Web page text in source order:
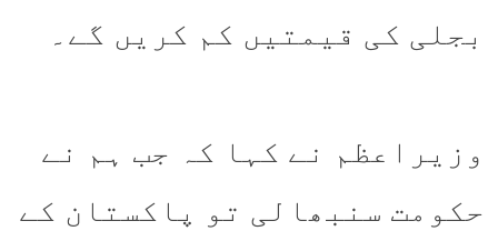
بجلی کی قیمتیں کم کریں گے۔
وزیراعظم نے کہا کہ جب ہم نے
حکومت سنبھالی تو پاکستان کے